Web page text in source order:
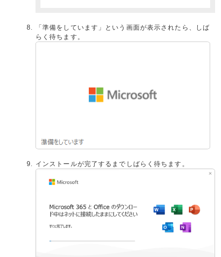
「準備をしています」という画面が表示されたら、しば
らく待ちます。
インストールが完了するまでしばらく待ちます。